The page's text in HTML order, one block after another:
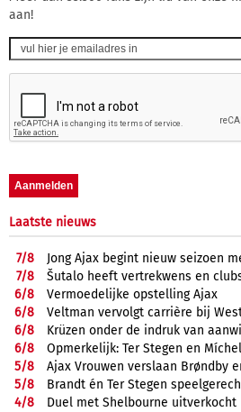
aan!
Laatste nieuws
7/8
Jong Ajax begint nieuw seizoen
7/8
Šutalo heeft vertrekwens en
6/8
Vermoedelijke opstelling Ajax
6/8
Veltman vervolgt carrière bij
6/8
Krüzen onder de indruk van
6/8
Opmerkelijk: Ter Stegen en
5/8
Ajax Vrouwen verslaan Brøndby
5/8
Brandt én Ter Stegen
4/8
Duel met Shelbourne uitverkocht